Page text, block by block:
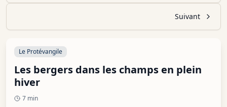
Suivant
Le Protévangile
Les bergers dans les champs en plein
hiver
7 min